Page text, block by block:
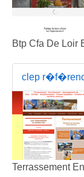
Btp Cfa De Loir
clep
Terrassement